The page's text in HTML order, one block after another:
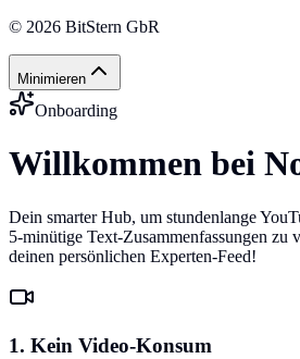
© 2026 BitStern GbR
Minimieren
Onboarding
Willkommen bei
Dein smarter Hub, um stundenlange
5-minütige Text-Zusammenfassungen zu
deinen persönlichen Experten-Feed!
1. Kein Video-Konsum